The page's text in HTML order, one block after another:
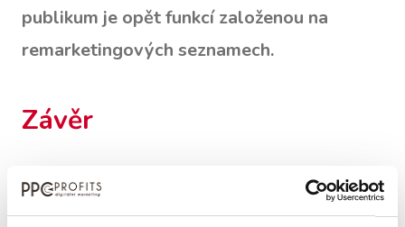
publikum je opět funkcí založenou na
remarketingových seznamech.
Závěr
Google vám dává k dispozici klíčové údaje o
vašich zákaznících a ukazuje tak opakované